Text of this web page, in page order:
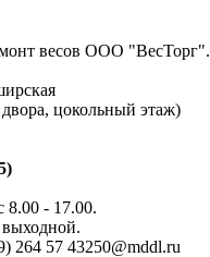
весов ООО "ВесТорг".
цокольный этаж)
- 17.00.
264 57 43250@mddl.ru